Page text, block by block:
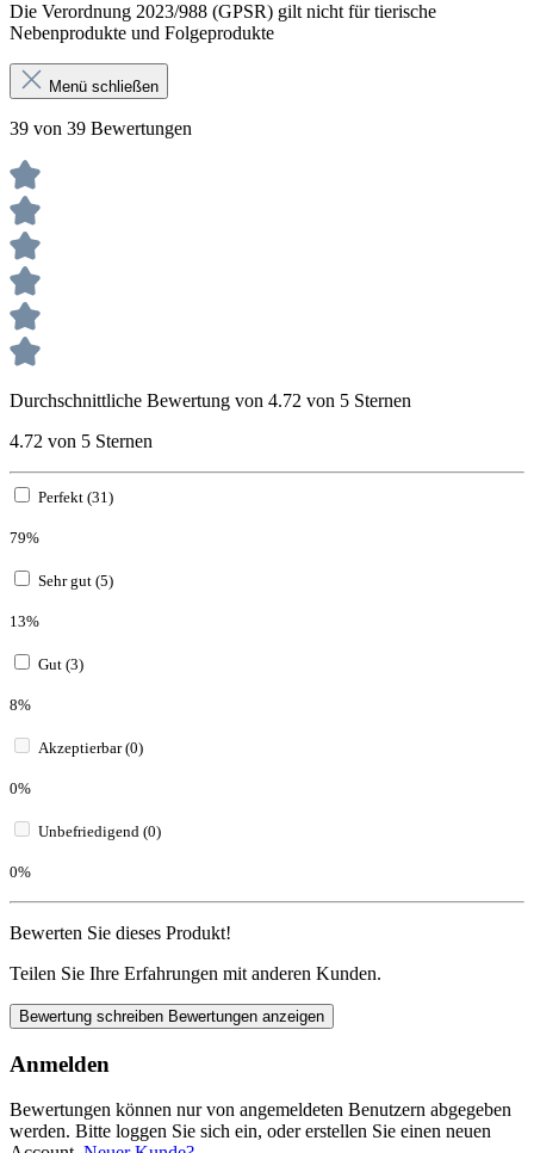
Die Verordnung 2023/988 (GPSR) gilt nicht für tierische
Nebenprodukte und Folgeprodukte
Menü schließen
39 von 39 Bewertungen
Durchschnittliche Bewertung von 4.72 von 5 Sternen
4.72 von 5 Sternen
Perfekt (31)
79%
Sehr gut (5)
13%
Gut (3)
8%
Akzeptierbar (0)
0%
Unbefriedigend (0)
0%
Bewerten Sie dieses Produkt!
Teilen Sie Ihre Erfahrungen mit anderen Kunden.
Bewertung schreiben Bewertungen anzeigen
Anmelden
Bewertungen können nur von angemeldeten Benutzern abgegeben
werden. Bitte loggen Sie sich ein, oder erstellen Sie einen neuen